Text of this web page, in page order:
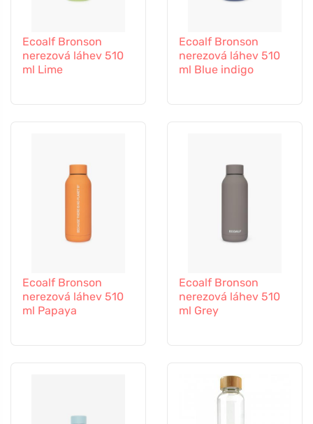
Ecoalf Bronson
nerezová láhev 510
ml Lime
Ecoalf Bronson
nerezová láhev 510
ml Blue indigo
Ecoalf Bronson
nerezová láhev 510
ml Papaya
Ecoalf Bronson
nerezová láhev 510
ml Grey